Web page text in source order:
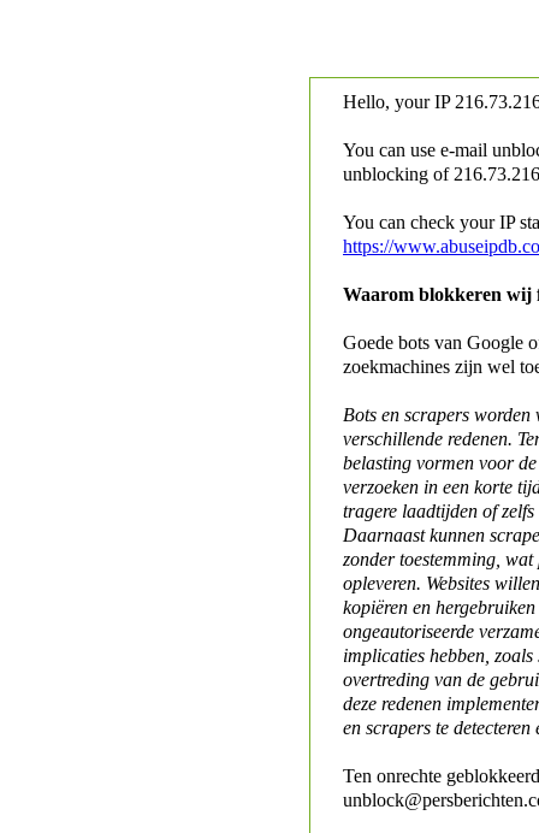
Hello, your IP
You can use e-mail
unblocking of
You can check your IP
https://
Waarom blokkeren wij
Goede bots van Google
zoekmachines zijn wel
Bots en scrapers worden
verschillende redenen.
belasting vormen voor
verzoeken in een korte
tragere laadtijden of
Daarnaast kunnen
zonder toestemming,
opleveren. Websites
kopiëren en
ongeautoriseerde
implicaties hebben,
overtreding van de
deze redenen
en scrapers te detecteren
Ten onrechte